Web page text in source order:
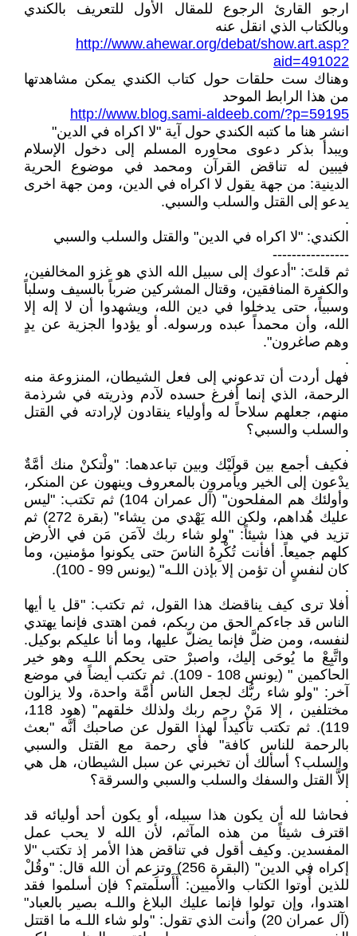
ارجو القارئ الرجوع للمقال الأول للتعريف بالكندي
وبالكتاب الذي انقل عنه
http://www.ahewar.org/debat/show.art.asp?
aid=491022
وهناك ست حلقات حول كتاب الكندي يمكن مشاهدتها
من هذا الرابط الموحد
http://www.blog.sami-aldeeb.com/?p=59195
انشر هنا ما كتبه الكندي حول آية "لا اكراه في الدين"
ويبدأ بذكر دعوى محاوره المسلم إلى دخول الإسلام
فيبين له تناقض القرآن ومحمد في موضوع الحرية
الدينية: من جهة يقول لا اكراه في الدين، ومن جهة اخرى
يدعو إلى القتل والسلب والسبي.
.
الكندي: "لا اكراه في الدين" والقتل والسلب والسبي
----------------
ثم قلتَ: "أدعوك إلى سبيل الله الذي هو غزو المخالفين،
والكفرة المنافقين، وقتال المشركين ضرباً بالسيف وسلباً
وسبياً، حتى يدخلوا في دين الله، ويشهدوا أن لا إله إلا
الله، وأن محمداً عبده ورسوله. أو يؤدوا الجزية عن يدٍ
وهم صاغرون".
.
فهل أردت أن تدعوني إلى فعل الشيطان، المنزوعة منه
الرحمة، الذي إنما أفرغ حسده لآدم وذريته في شرذمة
منهم، جعلهم سلاحاً له وأولياء ينقادون لإرادته في القتل
والسلب والسبي؟
.
فكيف أجمع بين قولَيْك وبين تباعدهما: "ولْتكنْ منك أمَّةٌ
يدْعون إلى الخير ويأمرون بالمعروف وينهون عن المنكر،
وأولئك هم المفلحون" (آل عمران 104) ثم تكتب: "ليس
عليك هُداهم، ولكن الله يَهْدي من يشاء" (بقرة 272) ثم
تزيد في هذا شيئاً: "ولو شاء ربك لآمَن مَن في الأرض
كلهم جميعاً. أفأنت تُكْرِهُ الناسَ حتى يكونوا مؤمنين، وما
كان لنفسٍ أن تؤمن إلا بإذن اللـه" (يونس 99 - 100).
.
أفلا ترى كيف يناقضك هذا القول، ثم تكتب: "قل يا أيها
الناس قد جاءكم الحق من ربكم، فمن اهتدى فإنما يهتدي
لنفسه، ومن ضلَّ فإنما يضلّ عليها، وما أنا عليكم بوكيل.
واتَّبِعْ ما يُوحَى إليك، واصبرْ حتى يحكم اللـه وهو خير
الحاكمين " (يونس 108 - 109). ثم تكتب أيضاً في موضع
آخر: "ولو شاء ربُّك لجعل الناس أمَّة واحدة، ولا يزالون
مختلفين ، إلا مَنْ رحم ربك ولذلك خلقهم" (هود 118،
119). ثم تكتب تأكيداً لهذا القول عن صاحبك أنَّه "بعث
بالرحمة للناس كافة" فأي رحمة مع القتل والسبي
والسلب؟ أسألك أن تخبرني عن سبل الشيطان، هل هي
إلاَّ القتل والسفك والسلب والسبي والسرقة؟
.
فحاشا لله أن يكون هذا سبيله، أو يكون أحد أوليائه قد
اقترف شيئاً من هذه المآثم، لأن الله لا يحب عمل
المفسدين. وكيف أقول في تناقض هذا الأمر إذ تكتب "لا
إكراه في الدين" (البقرة 256) وتزعم أن الله قال: "وقُلْ
للذين أُوتوا الكتاب والأميين: أَأَسلَمتم؟ فإن أسلموا فقد
اهتدوا، وإن تولوا فإنما عليك البلاغ واللـه بصير بالعباد"
(آل عمران 20) وأنت الذي تقول: "ولو شاء اللـه ما اقتتل